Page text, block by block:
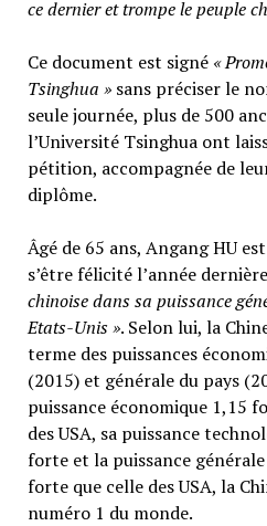
ce dernier et trompe le peuple
Ce document est signé «
Tsinghua »sans préciser le
seule journée, plus de 500
l’Université Tsinghua ont
pétition, accompagnée de
diplôme.
Âgé de 65 ans, Angang HU
s’être félicité l’année
chinoise dans sa puissance
Etats-Unis ». Selon lui, la
terme des puissances
(2015) et générale du pays
puissance économique 1,15
des USA, sa puissance
forte et la puissance
forte que celle des USA, la
numéro 1 du monde.